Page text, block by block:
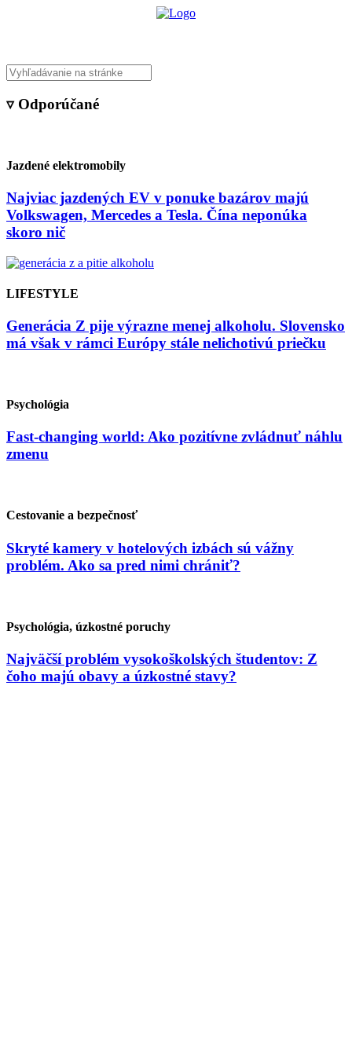
▿ Odporúčané
Jazdené elektromobily
Najviac jazdených EV v ponuke bazárov majú
Volkswagen, Mercedes a Tesla. Čína neponúka
skoro nič
LIFESTYLE
Generácia Z pije výrazne menej alkoholu. Slovensko
má však v rámci Európy stále nelichotivú priečku
Psychológia
Fast-changing world: Ako pozitívne zvládnuť náhlu
zmenu
Cestovanie a bezpečnosť
Skryté kamery v hotelových izbách sú vážny
problém. Ako sa pred nimi chrániť?
Psychológia, úzkostné poruchy
Najväčší problém vysokoškolských študentov: Z
čoho majú obavy a úzkostné stavy?